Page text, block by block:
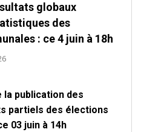
globaux
des
: ce 4 juin à 18h
la publication des
partiels des élections
03 juin à 14h